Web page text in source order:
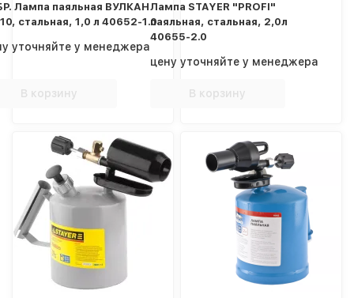
Лампа паяльная ВУЛКАН
стальная, 1,0 л 40652-1.0
уточняйте у менеджера
В корзину
Лампа STAYER "PROFI"
паяльная, стальная, 2,0л
40655-2.0
цену уточняйте у менеджера
В корзину